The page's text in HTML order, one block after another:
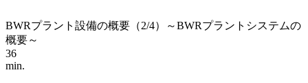
BWRプラント設備の概要（2/4）～BWRプラントシステムの
概要～
36
min.